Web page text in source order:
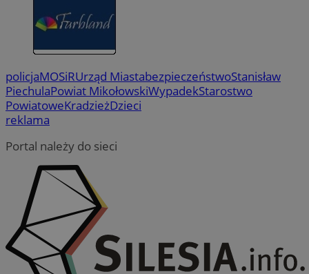
policjaMOSiRUrząd MiastabezpieczeństwoStanisław
PiechulaPowiat MikołowskiWypadekStarostwo
PowiatoweKradzieżDzieci
reklama
Portal należy do sieci